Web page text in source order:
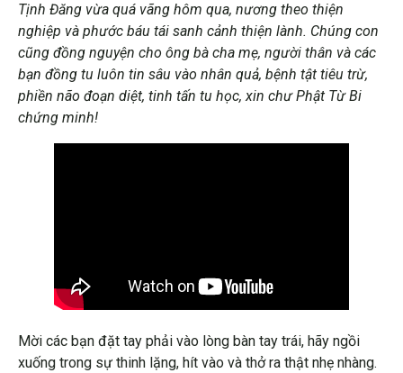
Tịnh Đăng vừa quá vãng hôm qua, nương theo thiện
nghiệp và phước báu tái sanh cảnh thiện lành. Chúng con
cũng đồng nguyện cho ông bà cha mẹ, người thân và các
bạn đồng tu luôn tin sâu vào nhân quả, bệnh tật tiêu trừ,
phiền não đoạn diệt, tinh tấn tu học, xin chư Phật Từ Bi
chứng minh!
Mời các bạn đặt tay phải vào lòng bàn tay trái, hãy ngồi
xuống trong sự thinh lặng, hít vào và thở ra thật nhẹ nhàng.